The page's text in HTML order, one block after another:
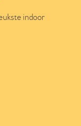
indoor